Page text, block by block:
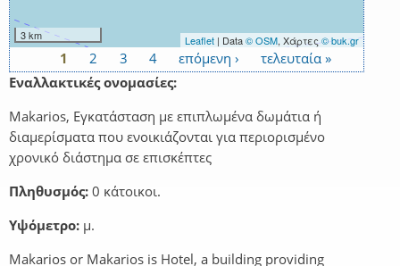
3 km Leaflet | Data© OSM, Χάρτες© buk.gr
Σελίδες
1 2 3 4 επόμενη ›
τελευταία »
Εναλλακτικές ονομασίες:
Makarios, Εγκατάσταση με επιπλωμένα δωμάτια ή
διαμερίσματα που ενοικιάζονται για περιορισμένο
χρονικό διάστημα σε επισκέπτες
Πληθυσμός: 0 κάτοικοι.
Υψόμετρο: μ.
Makarios or Makarios is Hotel, a building providing